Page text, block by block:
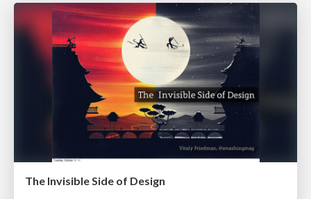
The Invisible Side of Design